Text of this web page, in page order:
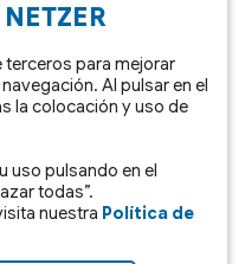
para mejorar
Al pulsar en el
la colocación y uso de
uso pulsando en el
todas”.
nuestra Política de